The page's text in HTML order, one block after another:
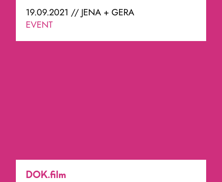
19.09.2021 // JENA + GERA
EVENT
DOK.film